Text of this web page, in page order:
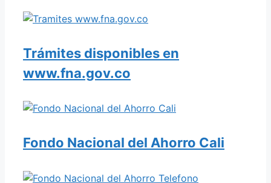
Trámites disponibles en
www.fna.gov.co
Fondo Nacional del Ahorro Cali